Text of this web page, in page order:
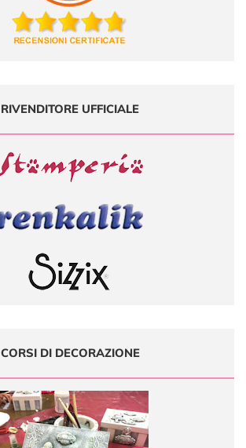
RIVENDITORE UFFICIALE
CORSI DI DECORAZIONE